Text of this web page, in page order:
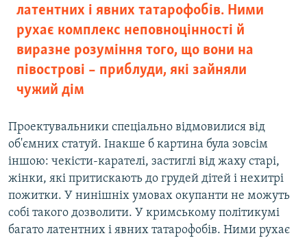
латентних і явних татарофобів. Ними
рухає комплекс неповноцінності й
виразне розуміння того, що вони на
півострові – приблуди, які зайняли
чужий дім
Проектувальники спеціально відмовилися від
об'ємних статуй. Інакше б картина була зовсім
іншою: чекісти-карателі, застиглі від жаху старі,
жінки, які притискають до грудей дітей і нехитрі
пожитки. У нинішніх умовах окупанти не можуть
собі такого дозволити. У кримському політикумі
багато латентних і явних татарофобів. Ними рухає